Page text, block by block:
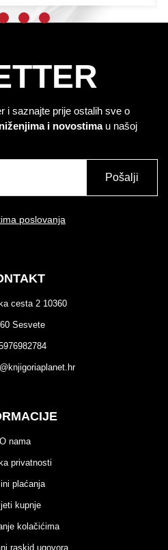
i saznajte prije ostalih sve o
i novostimau našoj
Pošalji
poslovanja
cesta 2 10360
Sesvete
O nama
privatnosti
plaćanja
kupnje
kolačićima
raskid ugovora